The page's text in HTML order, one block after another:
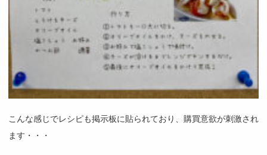
こんな感じでレシピも掲示板に貼られており、購買意欲が刺激され
ます・・・